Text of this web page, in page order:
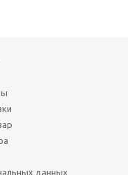
данных